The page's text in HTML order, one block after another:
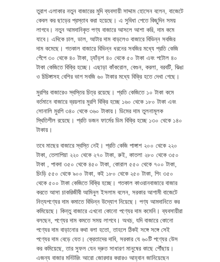
তুরাগ এলাকার নতুন বাজারের মুদি ব্যবসায়ী সাদ্দাম হোসেন বলেন, বাজেটে
কেবল কর ছাড়ের প্রস্তাব করা হয়েছে। এ সুবিধা পেতে কিছুদিন সময়
লাগবে। নতুন আমদানিকৃত পণ্য বাজারে আসলে আশা করি, দাম কমে
যাবে। এদিকে চাল, ডাল, আটার দাম বাড়লেও বাজারে বিভিন্ন সবজির
দাম কমেছে। গতকাল বাজারে বিভিন্ন ধরনের সবজির মধ্যে প্রতি কেজি
পেঁপে ৩০ থেকে ৪০ টাকা, ঢ্যাঁড়শ ৪০ থেকে ৫০ টাকা এবং পটোল ৪০
টাকা কেজিতে বিক্রি হচ্ছে। এছাড়া কাঁকরোল, বেগুন, করলা, বরবটি, ঝিঙা
ও চিচিঙ্গাসহ বেশির ভাগ সবজি ৬০ টাকার মধ্যে বিক্রি হতে দেখা গেছে।
মুরগির বাজারেও স্বস্তির চিত্র রয়েছে। প্রতি কেজিতে ১০ টাকা কমে
বর্তমানে বাজারে ব্রয়লার মুরগি বিক্রি হচ্ছে ১৬০ থেকে ১৮০ টাকা এবং
সোনালি মুরগি ৩৪০ থেকে ৩৬০ টাকায়। ডিমের দাম তুলনামূলক
স্থিতিশীল রয়েছে। প্রতি ডজন ফার্মের ডিম বিক্রি হচ্ছে ১৩০ থেকে ১৪০
টাকায়।
তবে মাছের বাজারে স্বস্তি নেই। প্রতি কেজি পাঙ্গাশ ২০০ থেকে ২২০
টাকা, তেলাপিয়া ২২০ থেকে ২৭০ টাকা, রুই, কাতলা ২৮০ থেকে ৩৫০
টাকা , পাবদা ৩৫০ থেকে ৪৫০ টাকা, কোরাল ৫৫০ থেকে ৭০০ টাকা,
চিংড়ি ৫৫০ থেকে ৯০০ টাকা, কই ১৮০ থেকে ২৫০ টাকা, শিং ৩৫০
থেকে ৫০০ টাকা কেজিতে বিক্রি হচ্ছে। গতকাল কাওরানবাজারে বাজার
করতে আসা চাকরিজীবী আমিনুল ইসলাম বলেন, সরকার আগামী বাজেটে
নিত্যপণ্যের দাম কমাতে বিভিন্ন উদ্যোগ নিয়েছে। পণ্য আমদানিতে কর
কমিয়েছে। কিন্তু বাজারে এখনো কোনো পণ্যের দাম কমেনি। ব্যবসায়ীরা
বলছেন, পণ্যের দাম কমতে সময় লাগবে। অথচ, যদি বাজারে কোনো
পণ্যের দাম বাড়ানোর কথা বলা হতো, তাহলে ঠিকই সঙ্গে সঙ্গে সেই
পণ্যের দাম বেড়ে যেত। ক্রেতাদের দাবি, সরকার যে ৬০টি পণ্যের উেস
কর কমিয়েছে, তার সুফল যেন দ্রুত সাধারণ মানুষের কাছে পৌঁছায়।
এজন্য বাজার মনিটরিং আরো জোরদার করারও আহ্বান জানিয়েছেন